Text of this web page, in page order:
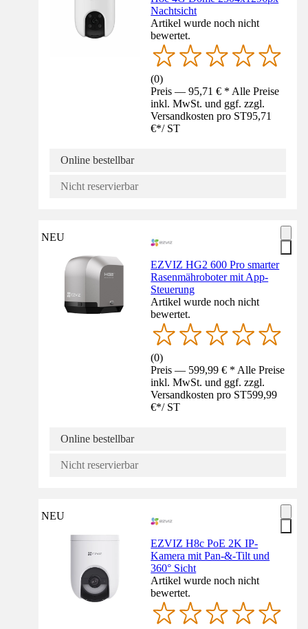
Nachtsicht
Artikel wurde noch nicht
bewertet.
(0)
Preis — 95,71 € * Alle Preise
inkl. MwSt. und ggf. zzgl.
Versandkosten pro ST95,71
€*/ ST
Online bestellbar
Nicht reservierbar
NEU
EZVIZ HG2 600 Pro smarter
Rasenmähroboter mit App-
Steuerung
Artikel wurde noch nicht
bewertet.
(0)
Preis — 599,99 € * Alle Preise
inkl. MwSt. und ggf. zzgl.
Versandkosten pro ST599,99
€*/ ST
Online bestellbar
Nicht reservierbar
NEU
EZVIZ H8c PoE 2K IP-
Kamera mit Pan-&-Tilt und
360° Sicht
Artikel wurde noch nicht
bewertet.